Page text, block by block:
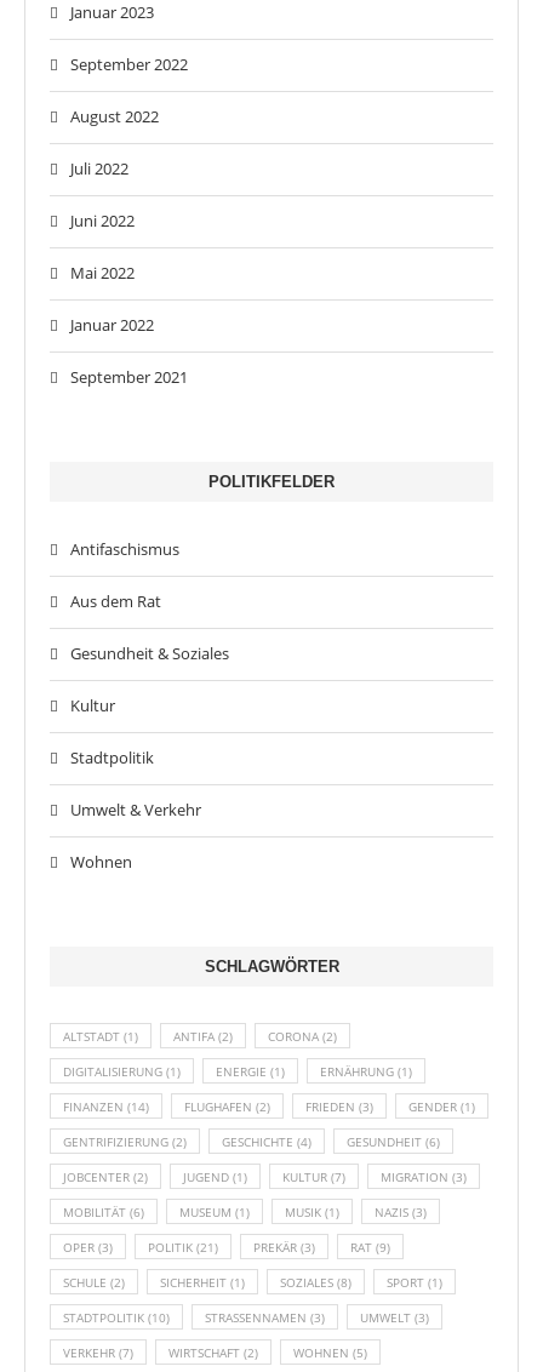
Januar 2023
September 2022
August 2022
Juli 2022
Juni 2022
Mai 2022
Januar 2022
September 2021
POLITIKFELDER
Antifaschismus
Aus dem Rat
Gesundheit & Soziales
Kultur
Stadtpolitik
Umwelt & Verkehr
Wohnen
SCHLAGWÖRTER
ALTSTADT (1) ANTIFA (2) CORONA (2)
DIGITALISIERUNG (1) ENERGIE (1) ERNÄHRUNG (1)
FINANZEN (14) FLUGHAFEN (2) FRIEDEN (3) GENDER (1)
GENTRIFIZIERUNG (2) GESCHICHTE (4) GESUNDHEIT (6)
JOBCENTER (2) JUGEND (1) KULTUR (7) MIGRATION (3)
MOBILITÄT (6) MUSEUM (1) MUSIK (1) NAZIS (3)
OPER (3) POLITIK (21) PREKÄR (3) RAT (9)
SCHULE (2) SICHERHEIT (1) SOZIALES (8) SPORT (1)
STADTPOLITIK (10) STRASSENNAMEN (3) UMWELT (3)
VERKEHR (7) WIRTSCHAFT (2) WOHNEN (5)